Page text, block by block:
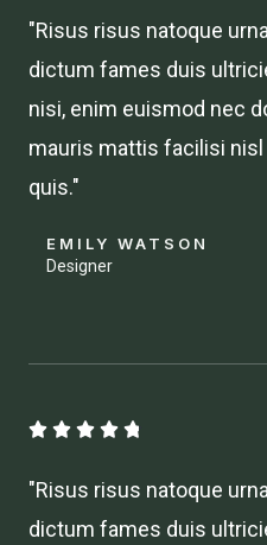
8
/
5
"Risus risus natoque
dictum fames duis
nisi, enim euismod nec
mauris mattis facilisi nisl
quis."
EMILY WATSON
Designer
    
8
/
"Risus risus natoque
dictum fames duis